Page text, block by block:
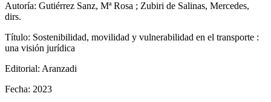
Autoría: Gutiérrez Sanz, Mª Rosa ; Zubiri de Salinas, Mercedes,
dirs.
Título: Sostenibilidad, movilidad y vulnerabilidad en el transporte :
una visión jurídica
Editorial: Aranzadi
Fecha: 2023